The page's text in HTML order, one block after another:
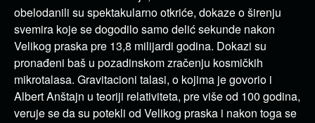
obelodanili su spektakularno otkriće, dokaze o širenju
svemira koje se dogodilo samo delić sekunde nakon
Velikog praska pre 13,8 milijardi godina. Dokazi su
pronađeni baš u pozadinskom zračenju kosmičkih
mikrotalasa. Gravitacioni talasi, o kojima je govorio i
Albert Anštajn u teoriji relativiteta, pre više od 100 godina,
veruje se da su potekli od Velikog praska i nakon toga se